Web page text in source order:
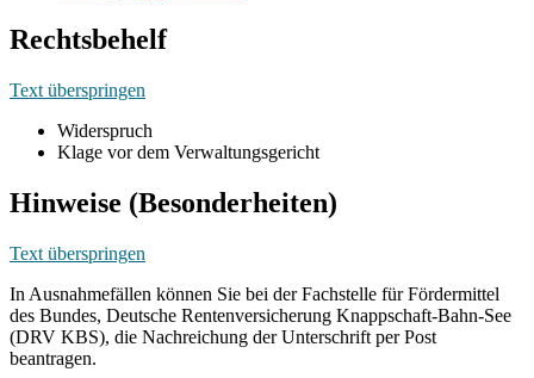
Rechtsbehelf
Text überspringen
Widerspruch
Klage vor dem Verwaltungsgericht
Hinweise (Besonderheiten)
Text überspringen
In Ausnahmefällen können Sie bei der Fachstelle für Fördermittel
des Bundes, Deutsche Rentenversicherung Knappschaft-Bahn-See
(DRV KBS), die Nachreichung der Unterschrift per Post
beantragen.